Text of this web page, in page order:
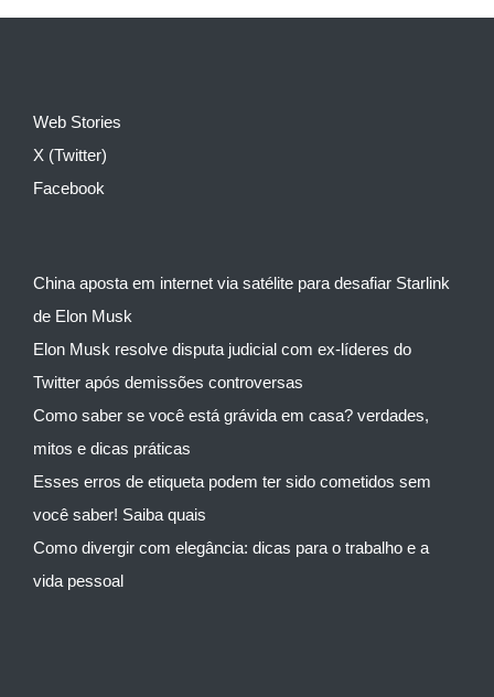
Web Stories
X (Twitter)
Facebook
China aposta em internet via satélite para desafiar Starlink
de Elon Musk
Elon Musk resolve disputa judicial com ex-líderes do
Twitter após demissões controversas
Como saber se você está grávida em casa? verdades,
mitos e dicas práticas
Esses erros de etiqueta podem ter sido cometidos sem
você saber! Saiba quais
Como divergir com elegância: dicas para o trabalho e a
vida pessoal